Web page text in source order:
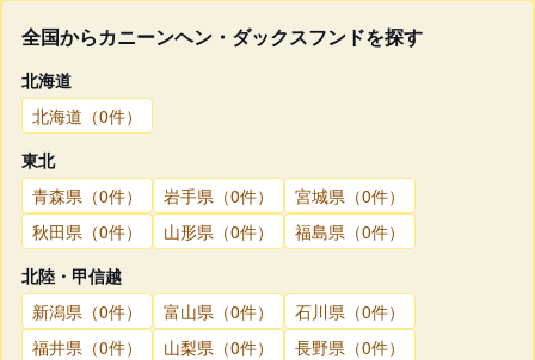
全国からカニーンヘン・ダックスフンドを探す
北海道
北海道（0件）
東北
青森県（0件）
岩手県（0件）
宮城県（0件）
秋田県（0件）
山形県（0件）
福島県（0件）
北陸・甲信越
新潟県（0件）
富山県（0件）
石川県（0件）
福井県（0件）
山梨県（0件）
長野県（0件）